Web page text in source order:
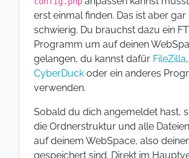
erst einmal finden. Das ist aber gar
schwierig. Du brauchst dazu ein
Programm um auf deinen
gelangen, du kannst dafür FileZilla,
CyberDuck oder ein anderes
verwenden.
Sobald du dich angemeldet hast,
die Ordnerstruktur und alle
auf deinem WebSpace, also
gespeichert sind. Direkt im